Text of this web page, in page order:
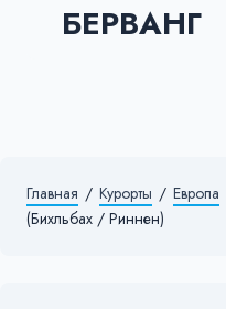
БЕРВАНГ
Главная / Курорты / Европа
(Бихльбах / Риннен)